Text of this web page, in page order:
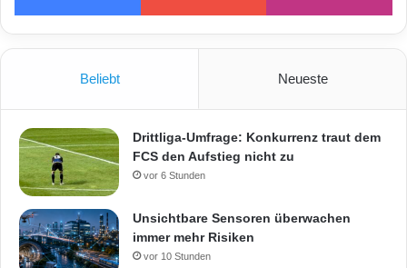
Beliebt Neueste
Drittliga-Umfrage: Konkurrenz traut dem
FCS den Aufstieg nicht zu
vor 6 Stunden
Unsichtbare Sensoren überwachen
immer mehr Risiken
vor 10 Stunden